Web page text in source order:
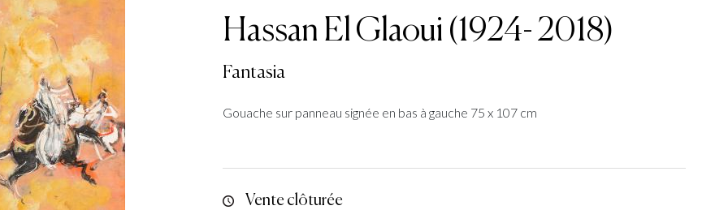
Hassan El Glaoui (1924- 2018)
Fantasia
Gouache sur panneau signée en bas à gauche 75 x 107 cm
Vente clôturée